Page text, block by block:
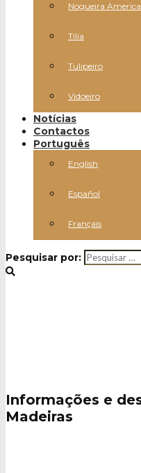
Nogueira
Tília
Tulipeiro
Vidoeiro
Notícias
Contactos
Português
English
Español
Français
Pesquisar por:
Informações e
Madeiras